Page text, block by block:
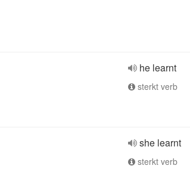
he learnt
sterkt verb
she learnt
sterkt verb